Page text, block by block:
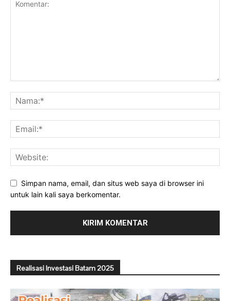
Simpan nama, email, dan situs web saya di browser ini
untuk lain kali saya berkomentar.
Realisasi Investasi Batam 2025